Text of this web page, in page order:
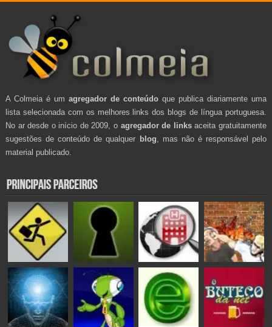
A Colmeia é um agregador de conteúdo que publica diariamente uma
lista selecionada com os melhores links dos blogs de língua portuguesa.
No ar desde o início de 2009, o agregador de linksaceita gratuitamente
sugestões de conteúdo de qualquer blog , mas não é responsável pelo
material publicado.